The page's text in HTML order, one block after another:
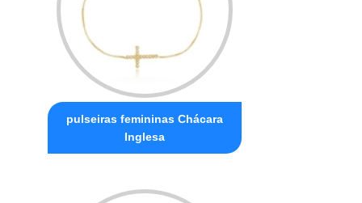
pulseiras femininas Chácara
Inglesa